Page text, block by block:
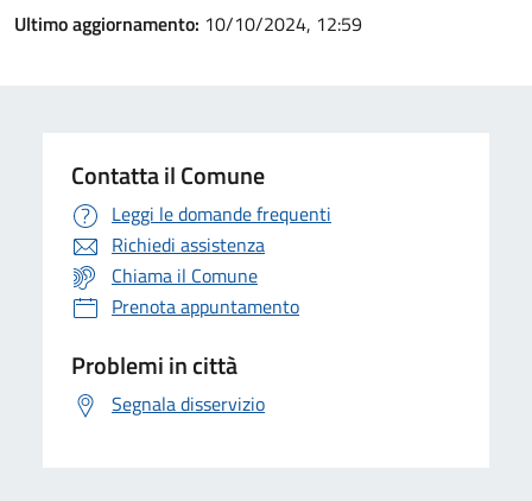
Ultimo aggiornamento: 10/10/2024, 12:59
Contatta il Comune
Leggi le domande frequenti
Richiedi assistenza
Chiama il Comune
Prenota appuntamento
Problemi in città
Segnala disservizio